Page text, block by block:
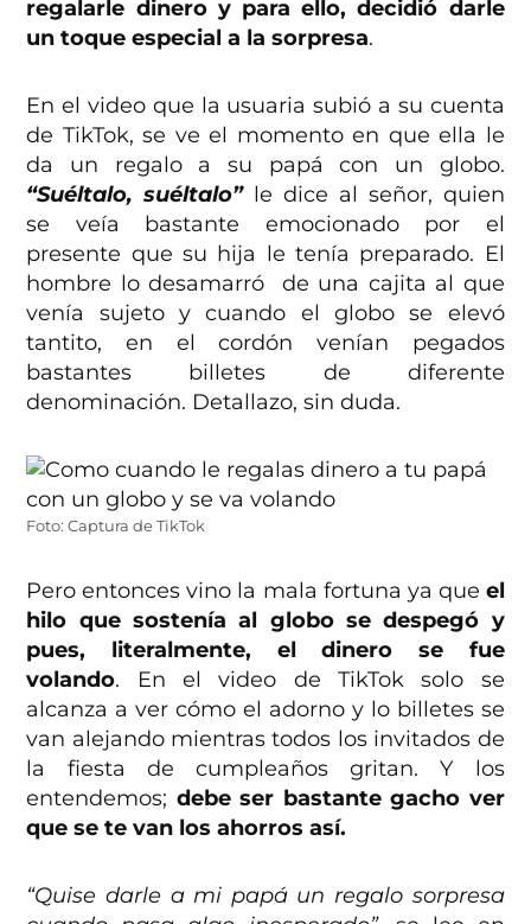
regalarle dinero y para ello, decidió darle
un toque especial a la sorpresa.
En el video que la usuaria subió a su cuenta
de TikTok, se ve el momento en que ella le
da un regalo a su papá con un globo.
“Suéltalo, suéltalo”le dice al señor, quien
se veía bastante emocionado por el
presente que su hija le tenía preparado. El
hombre lo desamarró de una cajita al que
venía sujeto y cuando el globo se elevó
tantito, en el cordón venían pegados
bastantes billetes de diferente
denominación. Detallazo, sin duda.
Foto: Captura de TikTok
Pero entonces vino la mala fortuna ya que el
hilo que sostenía al globo se despegó y
pues, literalmente, el dinero se fue
volando. En el video de TikTok solo se
alcanza a ver cómo el adorno y lo billetes se
van alejando mientras todos los invitados de
la fiesta de cumpleaños gritan. Y los
entendemos; debe ser bastante gacho ver
que se te van los ahorros así.
“Quise darle a mi papá un regalo sorpresa